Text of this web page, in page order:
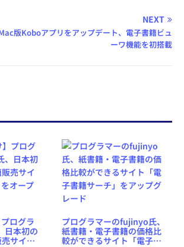
NEXT
版Koboアプリをアップデート、電子書籍ビュ
ーワ機能を初搭載
プログラ
日本初の
サイト
プログラマーのfujinyo氏、
紙書籍・電子書籍の価格比
較ができるサイト「電子書